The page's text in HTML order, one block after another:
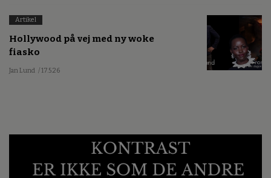
Artikel
Hollywood på vej med ny woke
fiasko
Jan Lund / 17.5.26